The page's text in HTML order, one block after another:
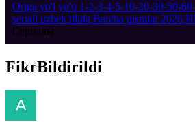
Ortga yo'l yo'q 1-2-3-4-5-10-20-30-50-
seriali uzbek tilida Barcha qismlar 2026
Сериалы
FikrBildirildi